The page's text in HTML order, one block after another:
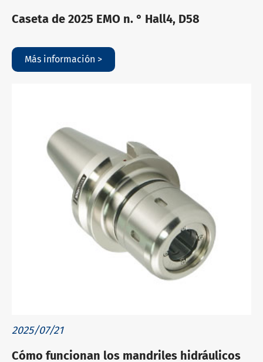
Caseta de 2025 EMO n. ° Hall4, D58
Más información >
2025/07/21
Cómo funcionan los mandriles hidráulicos